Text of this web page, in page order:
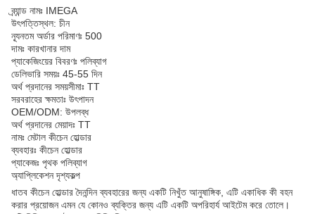
ব্র্যান্ড নামঃ IMEGA
উৎপত্তিস্থল: চীন
ন্যূনতম অর্ডার পরিমাণঃ 500
দামঃ কারখানার দাম
প্যাকেজিংয়ের বিবরণঃ পলিব্যাগ
ডেলিভারি সময়ঃ 45-55 দিন
অর্থ প্রদানের সময়সীমাঃ TT
সরবরাহের ক্ষমতাঃ উৎপাদন
OEM/ODM: উপলব্ধ
অর্থ প্রদানের মেয়াদঃ TT
নামঃ মেটাল কীচেন হোল্ডার
ব্যবহারঃ কীচেন হোল্ডার
প্যাকেজঃ পৃথক পলিব্যাগ
অ্যাপ্লিকেশন দৃশ্যকল্প
ধাতব কীচেন হোল্ডার দৈনন্দিন ব্যবহারের জন্য একটি নিখুঁত আনুষাঙ্গিক, এটি একাধিক কী বহন
করার প্রয়োজন এমন যে কোনও ব্যক্তির জন্য এটি একটি অপরিহার্য আইটেম করে তোলে।